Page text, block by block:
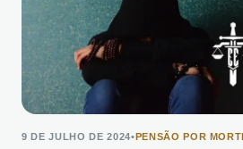
9 DE JULHO DE 2024•PENSÃO POR